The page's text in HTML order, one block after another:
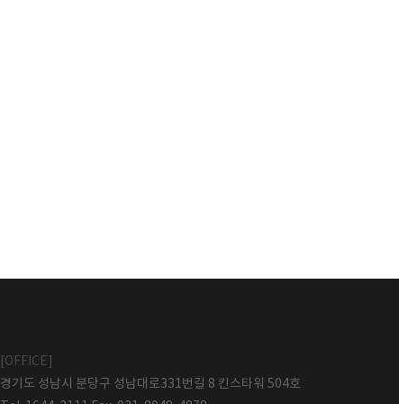
[OFFICE]
경기도 성남시 분당구 성남대로331번길 8 킨스타워 504호